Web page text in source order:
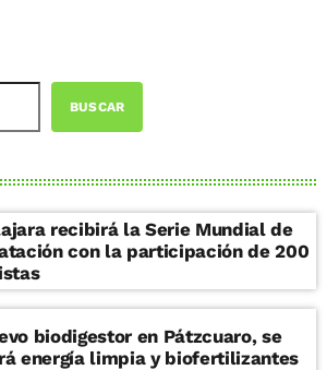
BUSCAR
recibirá la Serie Mundial de
con la participación de 200
biodigestor en Pátzcuaro, se
energía limpia y biofertilizantes